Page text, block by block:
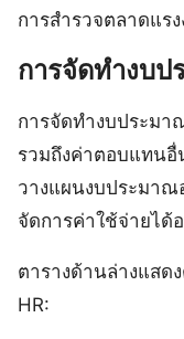
การสำรวจตลาดแร
การจัดทำงบป
การจัดทำงบประมา
รวมถึงค่าตอบแทนอื่
วางแผนงบประมาณ
จัดการค่าใช้จ่ายได้
ตารางด้านล่างแสด
HR: